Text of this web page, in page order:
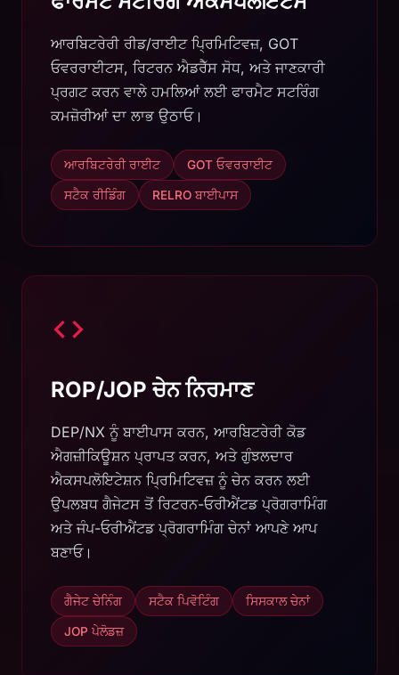
ਆਰਬਿਟਰੇਰੀ ਰੀਡ/ਰਾਈਟ ਪ੍ਰਿਮਿਟਿਵਜ਼, GOT
ਓਵਰਰਾਈਟਸ, ਰਿਟਰਨ ਐਡਰੈੱਸ ਸੋਧ, ਅਤੇ ਜਾਣਕਾਰੀ
ਪ੍ਰਗਟ ਕਰਨ ਵਾਲੇ ਹਮਲਿਆਂ ਲਈ ਫਾਰਮੈਟ ਸਟਰਿੰਗ
ਕਮਜ਼ੋਰੀਆਂ ਦਾ ਲਾਭ ਉਠਾਓ।
ਆਰਬਿਟਰੇਰੀ ਰਾਈਟ GOT ਓਵਰਰਾਈਟ
ਸਟੈਕ ਰੀਡਿੰਗ RELRO ਬਾਈਪਾਸ
ROP/JOP ਚੇਨ ਨਿਰਮਾਣ
DEP/NX ਨੂੰ ਬਾਈਪਾਸ ਕਰਨ, ਆਰਬਿਟਰੇਰੀ ਕੋਡ
ਐਗਜ਼ੀਕਿਊਸ਼ਨ ਪ੍ਰਾਪਤ ਕਰਨ, ਅਤੇ ਗੁੰਝਲਦਾਰ
ਐਕਸਪਲੋਇਟੇਸ਼ਨ ਪ੍ਰਿਮਿਟਿਵਜ਼ ਨੂੰ ਚੇਨ ਕਰਨ ਲਈ
ਉਪਲਬਧ ਗੈਜੇਟਸ ਤੋਂ ਰਿਟਰਨ-ਓਰੀਐਂਟਡ ਪ੍ਰੋਗਰਾਮਿੰਗ
ਅਤੇ ਜੰਪ-ਓਰੀਐਂਟਡ ਪ੍ਰੋਗਰਾਮਿੰਗ ਚੇਨਾਂ ਆਪਣੇ ਆਪ
ਬਣਾਓ।
ਗੈਜੇਟ ਚੇਨਿੰਗ ਸਟੈਕ ਪਿਵੋਟਿੰਗ ਸਿਸਕਾਲ ਚੇਨਾਂ
JOP ਪੇਲੋਡਜ਼